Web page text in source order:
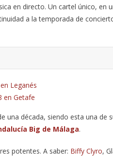
en directo. Un cartel único, en
a la temporada de
Leganés
en Getafe
una década, siendo esta una de
Big de Málaga.
potentes. A saber: Biffy Clyro,